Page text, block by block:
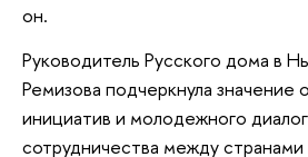
он.
Руководитель Русского дома в
Ремизова подчеркнула значение
инициатив и молодежного
сотрудничества между